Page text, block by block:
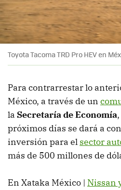
Toyota Tacoma TRD Pro HEV en
Para contrarrestar lo
México, a través de un
la Secretaría de Economía
próximos días se dará a
inversión para el sector
más de 500 millones de
En Xataka México | Nissan